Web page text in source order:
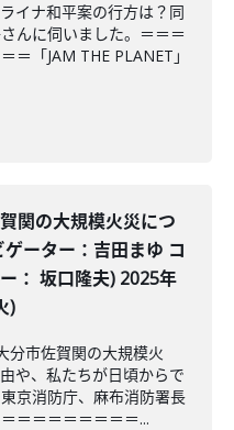
イナ和平案の行方は？同
んに伺いました。＝＝＝
＝「JAM THE PLANET」
賀関の大規模火災につ
ーター：吉田まゆ コ
： 坂口隆夫) 2025年
)
分市佐賀関の大規模火
や、私たちが日頃からで
京消防庁、麻布消防署長
＝＝＝＝＝＝＝＝...